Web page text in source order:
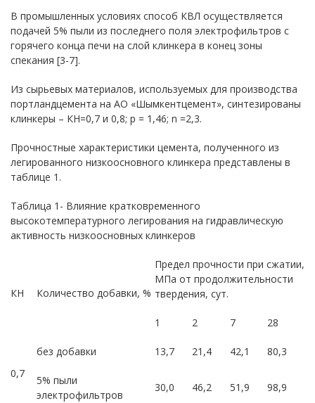
В промышленных условиях способ КВЛ осуществляется
подачей 5% пыли из последнего поля электрофильтров с
горячего конца печи на слой клинкера в конец зоны
спекания [3-7].
Из сырьевых материалов, используемых для производства
портландцемента на АО «Шымкентцемент», синтезированы
клинкеры – КН=0,7 и 0,8; р = 1,46; n =2,3.
Прочностные характеристики цемента, полученного из
легированного низкоосновного клинкера представлены в
таблице 1.
Таблица 1- Влияние кратковременного
высокотемпературного легирования на гидравлическую
активность низкоосновных клинкеров
КН Количество добавки, %
Предел прочности при сжатии,
МПа от продолжительности
твердения, сут.
1 2 7 28
0,7
без добавки 13,7 21,4 42,1 80,3
5% пыли
электрофильтров
30,0 46,2 51,9 98,9